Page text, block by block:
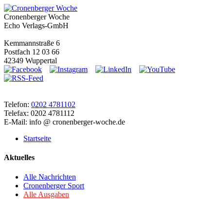
Cronenberger Woche
Echo Verlags-GmbH
Kemmannstraße 6
Postfach 12 03 66
42349 Wuppertal
Telefon: 0202 4781102
Telefax: 0202 4781112
E-Mail: info @ cronenberger-woche.de
Startseite
Aktuelles
Alle Nachrichten
Cronenberger Sport
Alle Ausgaben